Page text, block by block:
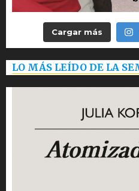
Cargar más
LO MÁS LEÍDO DE LA